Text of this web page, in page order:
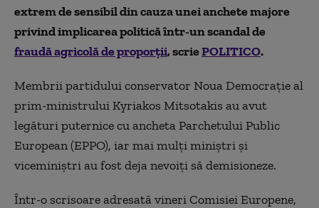
extrem de sensibil din cauza unei anchete majore
privind implicarea politică într-un scandal de
fraudă agricolă de proporții, scriePOLITICO.
Membrii partidului conservator Noua Democrație al
prim-ministrului Kyriakos Mitsotakis au avut
legături puternice cu ancheta Parchetului Public
European (EPPO), iar mai mulți miniștri și
viceminiștri au fost deja nevoiți să demisioneze.
Într-o scrisoare adresată vineri Comisiei Europene,